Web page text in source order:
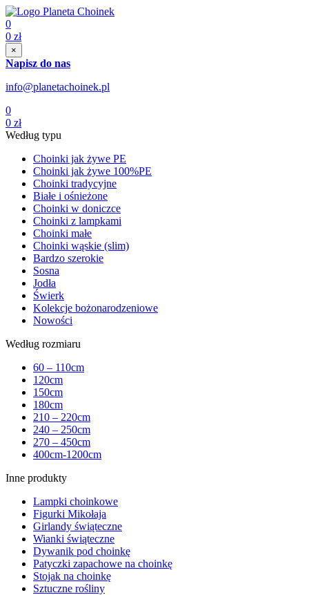
0
0 zł
×
Napisz do nas
info@planetachoinek.pl
0
0 zł
Według typu
Choinki jak żywe PE
Choinki jak żywe 100%PE
Choinki tradycyjne
Białe i ośnieżone
Choinki w doniczce
Choinki z lampkami
Choinki małe
Choinki wąskie (slim)
Bardzo szerokie
Sosna
Jodła
Świerk
Kolekcje bożonarodzeniowe
Nowości
Według rozmiaru
60 – 110cm
120cm
150cm
180cm
210 – 220cm
240 – 250cm
270 – 450cm
400cm-1200cm
Inne produkty
Lampki choinkowe
Figurki Mikołaja
Girlandy świąteczne
Wianki świąteczne
Dywanik pod choinkę
Patyczki zapachowe na choinkę
Stojak na choinkę
Sztuczne rośliny